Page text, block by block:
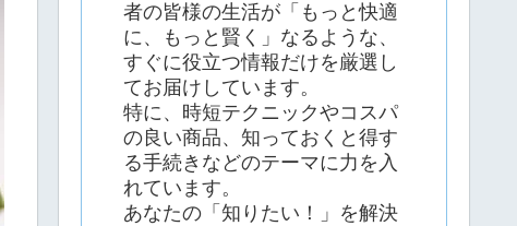
者の皆様の生活が「もっと快適
に、もっと賢く」なるような、
すぐに役立つ情報だけを厳選し
てお届けしています。
特に、時短テクニックやコスパ
の良い商品、知っておくと得す
る手続きなどのテーマに力を入
れています。
あなたの「知りたい！」を解決